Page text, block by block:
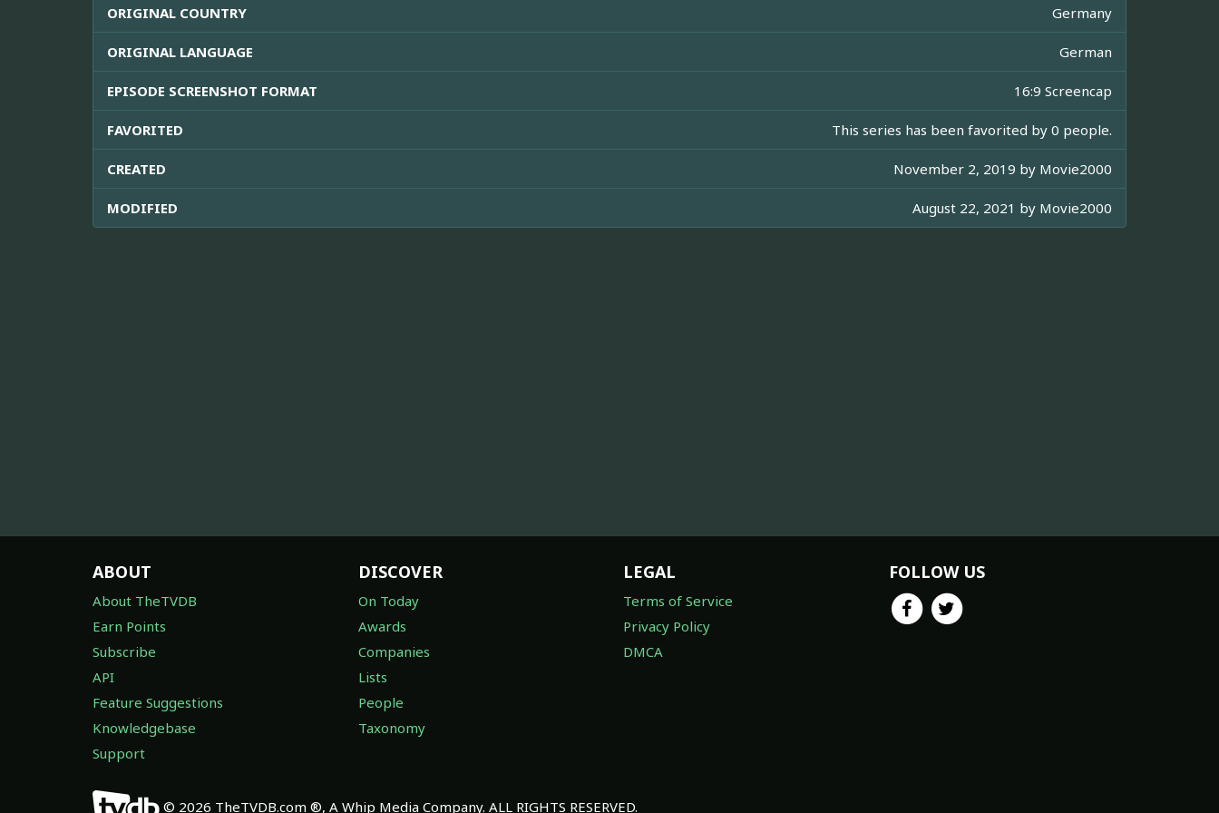
ORIGINAL COUNTRY Germany
ORIGINAL LANGUAGE German
EPISODE SCREENSHOT FORMAT 16:9 Screencap
FAVORITED This series has been favorited by 0 people.
CREATED November 2, 2019 by Movie2000
MODIFIED August 22, 2021 by Movie2000
ABOUT
About TheTVDB
Earn Points
Subscribe
API
Feature Suggestions
Knowledgebase
Support
DISCOVER
On Today
Awards
Companies
Lists
People
Taxonomy
LEGAL
Terms of Service
Privacy Policy
DMCA
FOLLOW US
© 2026 TheTVDB.com ®, A Whip Media Company. ALL RIGHTS RESERVED.